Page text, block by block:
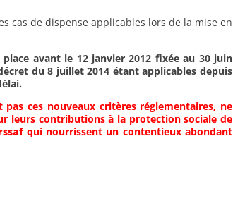
cas de dispense applicables lors de la mise en
avant le 12 janvier 2012 fixée au 30 juin
du 8 juillet 2014 étant applicables depuis
ces nouveaux critères réglementaires, ne
leurs contributions à la protection sociale de
qui nourrissent un contentieux abondant